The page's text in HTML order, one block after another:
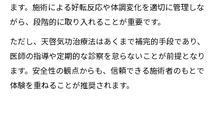
ます。施術による好転反応や体調変化を適切に管理しな
がら、段階的に取り入れることが重要です。
ただし、天啓気功治療法はあくまで補完的手段であり、
医師の指導や定期的な診察を怠らないことが前提となり
ます。安全性の観点からも、信頼できる施術者のもとで
体験を重ねることが推奨されます。